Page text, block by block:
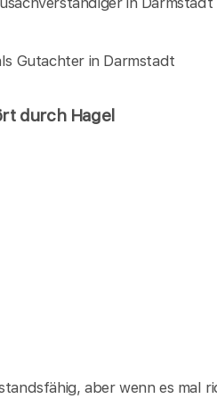
Gutachter in Darmstadt
durch Hagel
aber wenn es mal